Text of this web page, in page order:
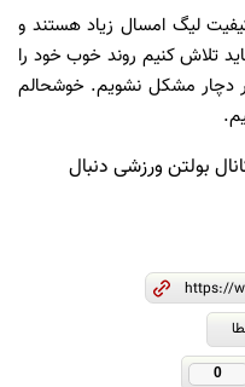
لیگ امسال زیاد هستند و
تلاش کنیم روند خوب خود را
دچار مشکل نشویم. خوشحالم
بولتن ورزشی دنبال
0